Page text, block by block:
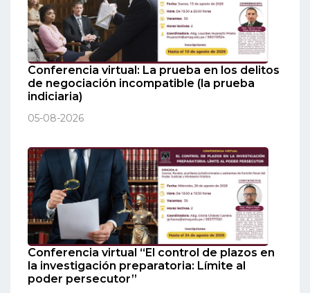
Conferencia virtual: La prueba en los delitos
de negociación incompatible (la prueba
indiciaria)
05-08-2026
Conferencia virtual “El control de plazos en
la investigación preparatoria: Límite al
poder persecutor”